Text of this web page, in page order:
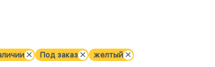
Под заказ желтый